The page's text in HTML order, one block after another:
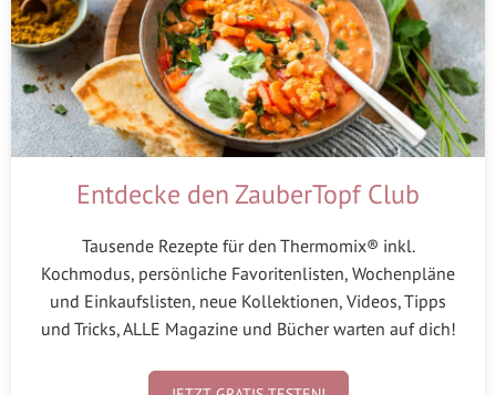
Entdecke den ZauberTopf Club
Tausende Rezepte für den Thermomix® inkl.
Kochmodus, persönliche Favoritenlisten, Wochenpläne
und Einkaufslisten, neue Kollektionen, Videos, Tipps
und Tricks, ALLE Magazine und Bücher warten auf dich!